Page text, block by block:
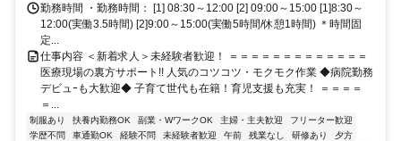
勤務時間 ・勤務時間： [1] 08:30～12:00 [2] 09:00～15:00 [1]8:30～
12:00(実働3.5時間) [2]9:00～15:00(実働5時間/休憩1時間) ＊時間固
定...
仕事内容 ＜新着求人＞未経験者歓迎！ ＝＝＝＝＝＝＝＝＝＝＝＝＝
医療現場の裏方サポート!! 人気のコツコツ・モクモク作業 ◆病院勤務
デビュｰも大歓迎◆ 子育て世代も在籍！育児支援も充実！ ＝＝＝＝
＝...
制服あり 扶養内勤務OK 副業・WワークOK 主婦・主夫歓迎
フリーター歓迎
学歴不問
車通勤OK 経験不問 未経験者歓迎 午前 残業なし 研修あり
夕方